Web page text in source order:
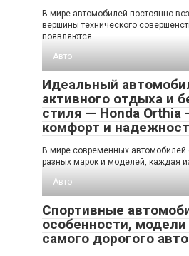
В мире автомобилей постоянно
вершины технического
появляются
Авто
Идеальный
активного отдыха и
стиля — Honda
комфорт и
В мире современных автомобилей
разных марок и моделей, каждая
Авто
Спортивные
особенности, модели
самого дорогого